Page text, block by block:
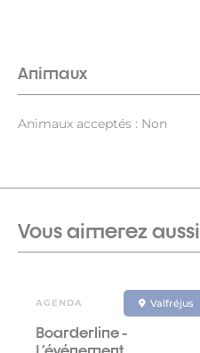
Animaux
Animaux acceptés : Non
Vous aimerez aussi
AGENDA Valfréjus
Boarderline -